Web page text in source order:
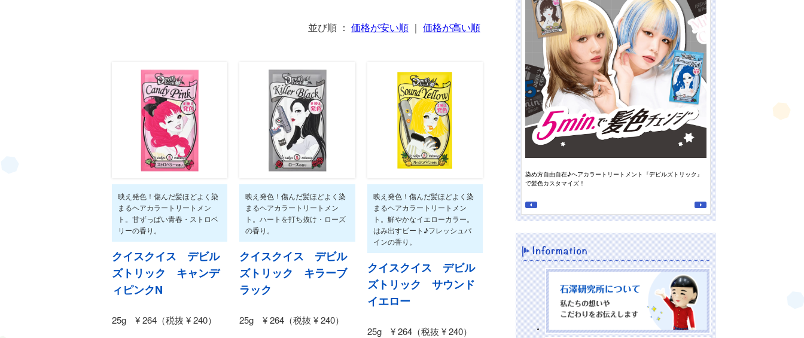
並び順 ： 価格が安い順 ｜ 価格が高い順
映え発色！傷んだ髪ほどよく染
まるヘアカラートリートメン
ト。甘ずっぱい青春・ストロベ
リーの香り。
クイスクイス デビル
ズトリック キャンデ
ィピンクN
25g ¥ 264（税抜 ¥ 240）
映え発色！傷んだ髪ほどよく染
まるヘアカラートリートメン
ト。ハートを打ち抜け・ローズ
の香り。
クイスクイス デビル
ズトリック キラーブ
ラック
25g ¥ 264（税抜 ¥ 240）
映え発色！傷んだ髪ほどよく染
まるヘアカラートリートメン
ト。鮮やかなイエローカラー。
はみ出すビート♪フレッシュパ
インの香り。
クイスクイス デビル
ズトリック サウンド
イエロー
25g ¥ 264（税抜 ¥ 240）
染め方自由自在♪ヘアカラートリートメント『デビルズトリック』
で髪色カスタマイズ！
スタッフの“推しの香り”がついに
南高梅の重曹泡洗顔』♪